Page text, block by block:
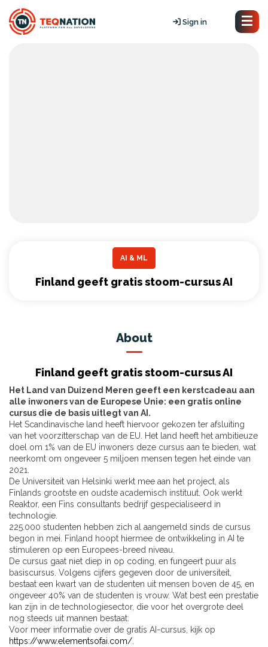
Sign in
AI & ML
Finland geeft gratis stoom-cursus AI
About
Finland geeft gratis stoom-cursus AI
Het Land van Duizend Meren geeft een kerstcadeau aan
alle inwoners van de Europese Unie: een gratis online
cursus die de basis uitlegt van AI.
Het Scandinavische land heeft hiervoor gekozen ter afsluiting
van het voorzitterschap van de EU. Het land heeft het ambitieuze
doel om 1% van de EU inwoners deze cursus aan te bieden, wat
neerkomt om ongeveer 5 miljoen mensen tegen het einde van
2021.
De Universiteit van Helsinki werkt mee aan het project, als
Finlands grootste en oudste academisch instituut. Ook werkt
Reaktor, een Fins consultants bedrijf gespecialiseerd in
technologie.
225.000 studenten hebben zich al aangemeld sinds de cursus
begon in mei. Finland hoopt hiermee de ontwikkeling in AI te
stimuleren op een Europees-breed niveau.
De cursus gaat niet diep in op coding, en fungeert puur als
basiscursus. Volgens cijfers gegeven door de universiteit,
bestaat een kwart van de studenten uit mensen boven de 45, en
ongeveer 40% van de studenten is vrouw. Wat best een prestatie
kan zijn in de technologiesector, die voor het overgrote deel
nog steeds uit mannen bestaat.
Voor meer informatie over de gratis AI-cursus, kijk op
https://www.elementsofai.com/.